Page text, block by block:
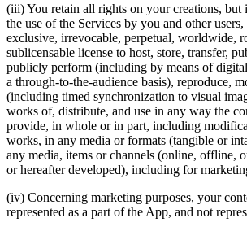
(iii) You retain all rights on your creations, but
the use of the Services by you and other
exclusive, irrevocable, perpetual, worldwide,
sublicensable license to host, store, transfer,
publicly perform (including by means of
a through-to-the-audience basis), reproduce,
(including timed synchronization to visual
works of, distribute, and use in any way the
provide, in whole or in part, including
works, in any media or formats (tangible or
any media, items or channels (online, offline,
or hereafter developed), including for
(iv) Concerning marketing purposes, your
represented as a part of the App, and not